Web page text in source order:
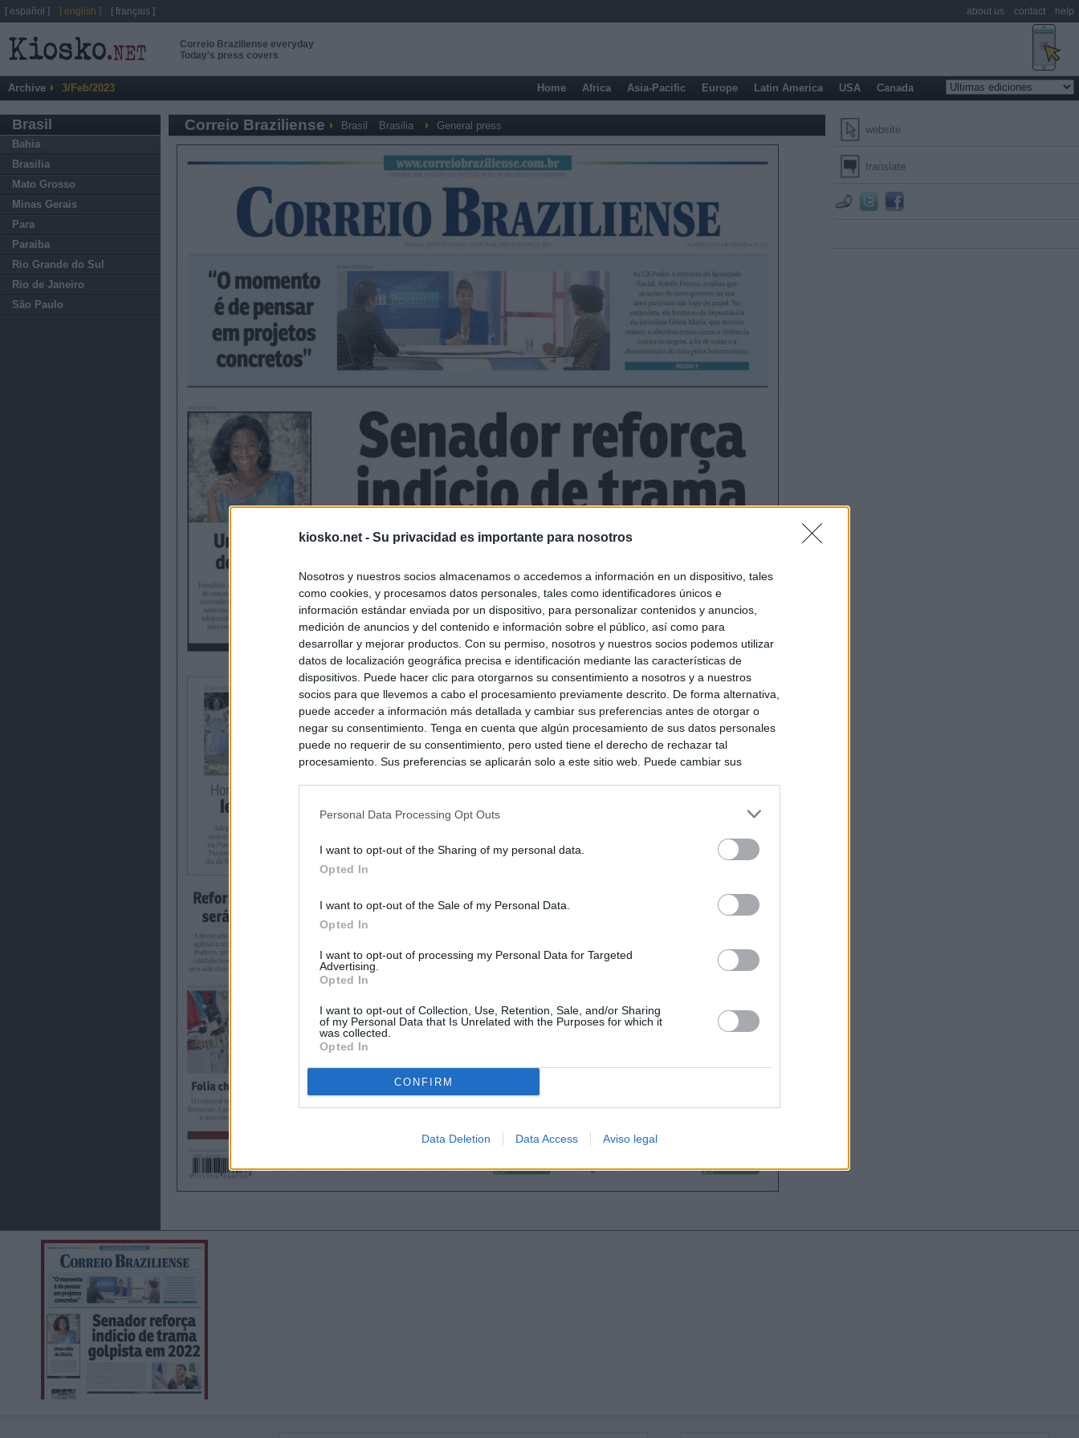
kiosko.net - Su privacidad es importante para nosotros
Nosotros y nuestros socios almacenamos o accedemos a información en un dispositivo, tales
como cookies, y procesamos datos personales, tales como identificadores únicos e
información estándar enviada por un dispositivo, para personalizar contenidos y anuncios,
medición de anuncios y del contenido e información sobre el público, así como para
desarrollar y mejorar productos. Con su permiso, nosotros y nuestros socios podemos utilizar
datos de localización geográfica precisa e identificación mediante las características de
dispositivos. Puede hacer clic para otorgarnos su consentimiento a nosotros y a nuestros
socios para que llevemos a cabo el procesamiento previamente descrito. De forma alternativa,
puede acceder a información más detallada y cambiar sus preferencias antes de otorgar o
negar su consentimiento. Tenga en cuenta que algún procesamiento de sus datos personales
puede no requerir de su consentimiento, pero usted tiene el derecho de rechazar tal
procesamiento. Sus preferencias se aplicarán solo a este sitio web. Puede cambiar sus
Personal Data Processing Opt Outs
I want to opt-out of the Sharing of my personal data.
Opted In
I want to opt-out of the Sale of my Personal Data.
Opted In
I want to opt-out of processing my Personal Data for Targeted
Advertising.
Opted In
I want to opt-out of Collection, Use, Retention, Sale, and/or Sharing
of my Personal Data that Is Unrelated with the Purposes for which it
was collected.
Opted In
CONFIRM
Data Deletion Data Access Aviso legal
Correio Braziliense everyday
Today's press covers
Archive 3/Feb/2023 Home Africa Asia-Pacific Europe Latin America USA Canada
Brasil
Bahia
Brasilia
Mato Grosso
Minas Gerais
Para
Paraiba
Rio Grande do Sul
Rio de Janeiro
São Paulo
website
translate
Correio Braziliense Brasil Brasilia General press
[ español ] [ english ] [ français ] about us contact help